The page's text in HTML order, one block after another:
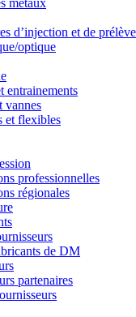
d’injection et de
optique
entrainements
vannes
et flexibles
professionnelles
régionales
de DM
partenaires